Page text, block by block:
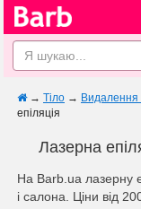
→ Тіло → Видалення
епіляція
Лазерна
На Barb.ua лазерну
і салона. Ціни від